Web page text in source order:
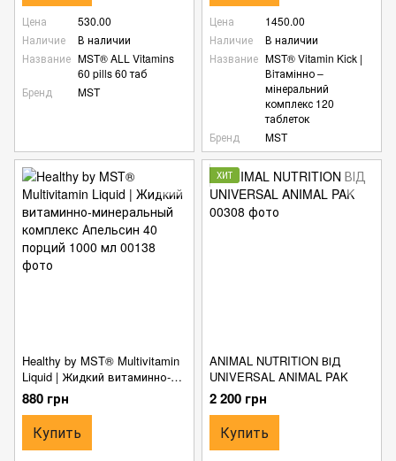
Цена
530.00
Наличие
В наличии
Название MST® ALL Vitamins
60 pills 60 таб
Бренд
MST
Цена
1450.00
Наличие
В наличии
Название MST® Vitamin Kick |
Вiтамінно –
мінеральний
комплекс 120
таблеток
Бренд
MST
Healthy by MST® Multivitamin
Liquid | Жидкий витаминно-
минеральный комплекс
Апельсин 40 порций 1000 мл
880 грн
Купить
ХИТ
ANIMAL NUTRITION ВІД
UNIVERSAL ANIMAL PAK
2 200 грн
Купить